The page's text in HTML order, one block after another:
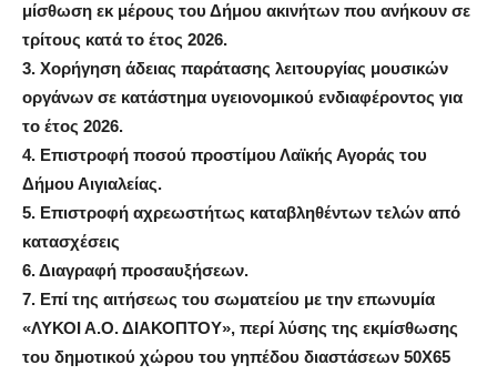
μίσθωση εκ μέρους του Δήμου ακινήτων που ανήκουν σε
τρίτους κατά το έτος 2026.
3. Χορήγηση άδειας παράτασης λειτουργίας μουσικών
οργάνων σε κατάστημα υγειονομικού ενδιαφέροντος για
το έτος 2026.
4. Επιστροφή ποσού προστίμου Λαϊκής Αγοράς του
Δήμου Αιγιαλείας.
5. Επιστροφή αχρεωστήτως καταβληθέντων τελών από
κατασχέσεις
6.Διαγραφή προσαυξήσεων.
7. Επί της αιτήσεως του σωματείου με την επωνυμία
«ΛΥΚΟΙ Α.Ο. ΔΙΑΚΟΠΤΟΥ», περί λύσης της εκμίσθωσης
του δημοτικού χώρου του γηπέδου διαστάσεων 50Χ65